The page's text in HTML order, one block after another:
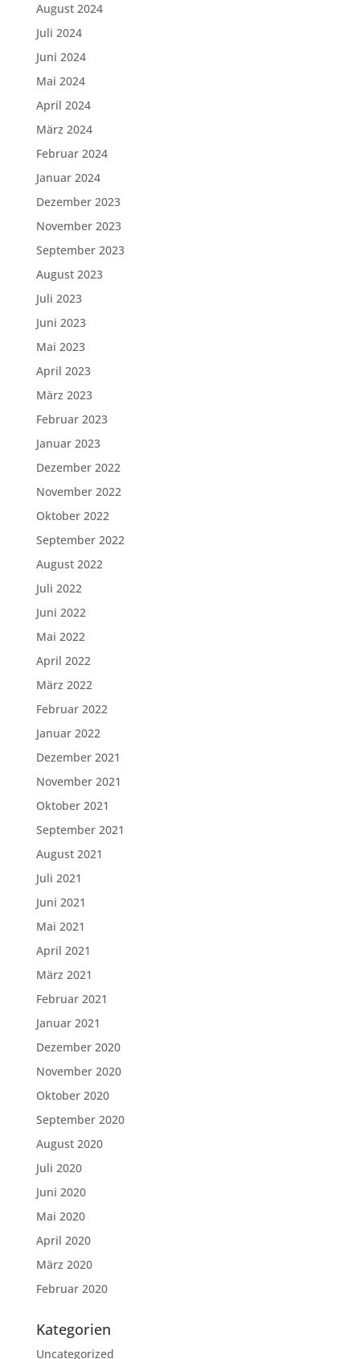
August 2024
Juli 2024
Juni 2024
Mai 2024
April 2024
März 2024
Februar 2024
Januar 2024
Dezember 2023
November 2023
September 2023
August 2023
Juli 2023
Juni 2023
Mai 2023
April 2023
März 2023
Februar 2023
Januar 2023
Dezember 2022
November 2022
Oktober 2022
September 2022
August 2022
Juli 2022
Juni 2022
Mai 2022
April 2022
März 2022
Februar 2022
Januar 2022
Dezember 2021
November 2021
Oktober 2021
September 2021
August 2021
Juli 2021
Juni 2021
Mai 2021
April 2021
März 2021
Februar 2021
Januar 2021
Dezember 2020
November 2020
Oktober 2020
September 2020
August 2020
Juli 2020
Juni 2020
Mai 2020
April 2020
März 2020
Februar 2020
Kategorien
Uncategorized